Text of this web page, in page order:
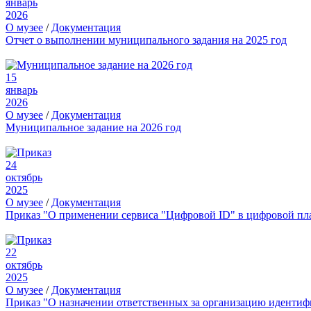
январь
2026
О музее / Документация
Отчет о выполнении муниципального задания на 2025 год
15
январь
2026
О музее / Документация
Муниципальное задание на 2026 год
24
октябрь
2025
О музее / Документация
Приказ "О применении сервиса "Цифровой ID" в цифровой
22
октябрь
2025
О музее / Документация
Приказ "О назначении ответственных за организацию